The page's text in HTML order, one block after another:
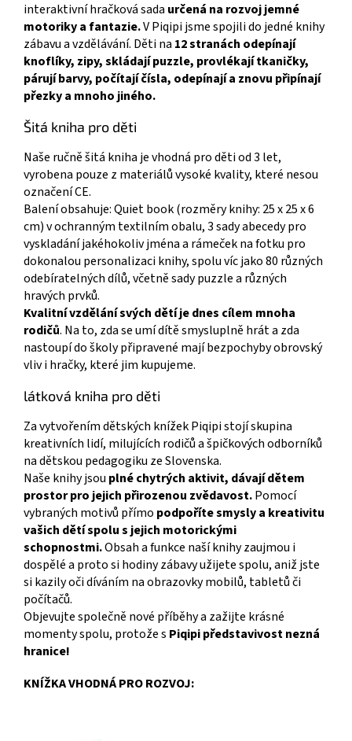
interaktivní hračková sada určená na rozvoj jemné
motoriky a fantazie.V Piqipi jsme spojili do jedné knihy
zábavu a vzdělávání. Děti na 12 stranách odepínají
knoflíky, zipy, skládají puzzle, provlékají tkaničky,
párují barvy, počítají čísla, odepínají a znovu připínají
přezky a mnoho jiného.
Šitá kniha pro děti
Naše ručně šitá kniha je vhodná pro děti od 3 let,
vyrobena pouze z materiálů vysoké kvality, které nesou
označení CE.
Balení obsahuje: Quiet book (rozměry knihy: 25 x 25 x 6
cm) v ochranným textilním obalu, 3 sady abecedy pro
vyskladání jakéhokoliv jména a rámeček na fotku pro
dokonalou personalizaci knihy, spolu víc jako 80 různých
odebíratelných dílů, včetně sady puzzle a různých
hravých prvků.
Kvalitní vzdělání svých dětí je dnes cílem mnoha
rodičů. Na to, zda se umí dítě smysluplně hrát a zda
nastoupí do školy připravené mají bezpochyby obrovský
vliv i hračky, které jim kupujeme.
látková kniha pro děti
Za vytvořením dětských knížek Piqipi stojí skupina
kreativních lidí, milujících rodičů a špičkových odborníků
na dětskou pedagogiku ze Slovenska.
Naše knihy jsou plné chytrých aktivit, dávají dětem
prostor pro jejich přirozenou zvědavost.Pomocí
vybraných motivů přímo podpoříte smysly a kreativitu
vašich dětí spolu s jejich motorickými
schopnostmi.Obsah a funkce naší knihy zaujmou i
dospělé a proto si hodiny zábavy užijete spolu, aniž jste
si kazily oči díváním na obrazovky mobilů, tabletů či
počítačů.
Objevujte společně nové příběhy a zažijte krásné
momenty spolu, protože s Piqipi představivost nezná
hranice!
KNÍŽKA VHODNÁ PRO ROZVOJ: